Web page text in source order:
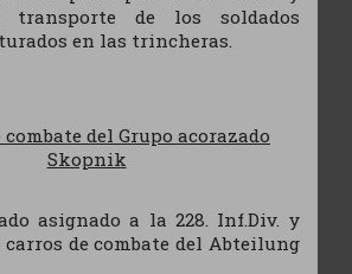
transporte de los soldados
en las trincheras.
del Grupo acorazado
Skopnik
asignado a la 228. Inf.Div. y
carros de combate del Abteilung